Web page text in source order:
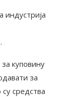
индустрија
куповину
за
средства